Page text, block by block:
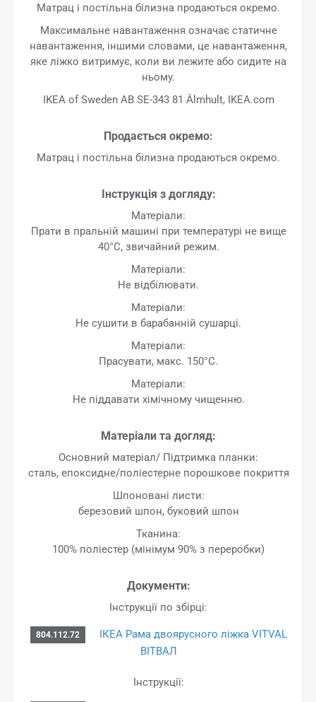
Матрац і постільна білизна продаються окремо.
Максимальне навантаження означає статичне
навантаження, іншими словами, це навантаження,
яке ліжко витримує, коли ви лежите або сидите на
ньому.
IKEA of Sweden AB SE-343 81 Älmhult, IKEA.com
Продається окремо:
Матрац і постільна білизна продаються окремо.
Інструкція з догляду:
Матеріали:
Прати в пральній машині при температурі не вище
40°C, звичайний режим.
Матеріали:
Не відбілювати.
Матеріали:
Не сушити в барабанній сушарці.
Матеріали:
Прасувати, макс. 150°C.
Матеріали:
Не піддавати хімічному чищенню.
Матеріали та догляд:
Основний матеріал/ Підтримка планки:
сталь, епоксидне/поліестерне порошкове покриття
Шпоновані листи:
березовий шпон, буковий шпон
Тканина:
100% поліестер (мінімум 90% з переробки)
Документи:
Інструкції по збірці:
804.112.72
ІКЕА Рама двоярусного ліжка VITVAL
ВІТВАЛ
Інструкції: